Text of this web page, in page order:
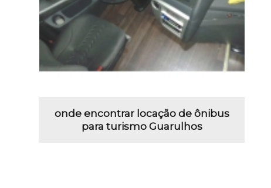
onde encontrar locação de ônibus
para turismo Guarulhos